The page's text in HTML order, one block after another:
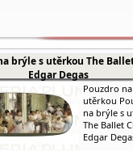
brýle s utěrkou The
Edgar Degas
Pouzdro
utěrkou
na brýle s
The Ballet
Edgar